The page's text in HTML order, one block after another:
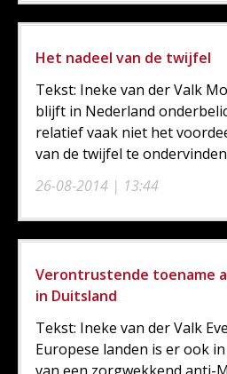
Het nadeel van de twijfel
26-08-2014 | 13:44
Tekst: Ineke van der Valk
blijft in Nederland
relatief vaak niet het
van de twijfel te
Verontrustende toename
in Duitsland
Tekst: Ineke van der Valk
Europese landen is er ook